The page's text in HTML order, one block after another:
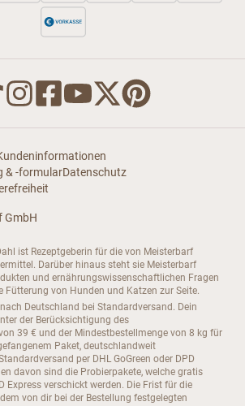
& -formularDatenschutz
GmbH
ist Rezeptgeberin für die von Meisterbarf
Darüber hinaus steht sie Meisterbarf
und ernährungswissenschaftlichen Fragen
Fütterung von Hunden und Katzen zur Seite.
Deutschland bei Standardversand. Dein
der Berücksichtigung des
39 € und der Mindestbestellmenge von 8 kg für
Paket, deutschlandweit
per DHL GoGreen oder DPD
davon sind die Probierpakete, welche gratis
Express verschickt werden. Die Frist für die
von dir bei der Bestellung festgelegten